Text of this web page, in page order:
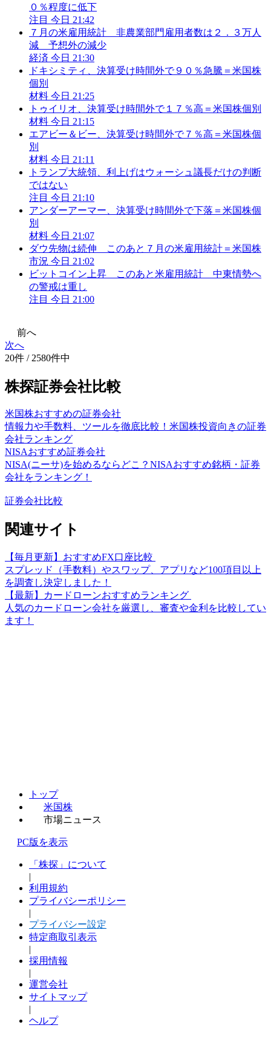
０％程度に低下
注目 今日 21:42
７月の米雇用統計 非農業部門雇用者数は２．３万人
減 予想外の減少
経済 今日 21:30
ドキシミティ、決算受け時間外で９０％急騰＝米国株
個別
材料 今日 21:25
トゥイリオ、決算受け時間外で１７％高＝米国株個別
材料 今日 21:15
エアビー＆ビー、決算受け時間外で７％高＝米国株個
別
材料 今日 21:11
トランプ大統領、利上げはウォーシュ議長だけの判断
ではない
注目 今日 21:10
アンダーアーマー、決算受け時間外で下落＝米国株個
別
材料 今日 21:07
ダウ先物は続伸 このあと７月の米雇用統計＝米国株
市況 今日 21:02
ビットコイン上昇 このあと米雇用統計 中東情勢へ
の警戒は重し
注目 今日 21:00
前へ
次へ
20件 / 2580件中
株探証券会社比較
米国株おすすめの証券会社
情報力や手数料、ツールを徹底比較！米国株投資向きの証券
会社ランキング
NISAおすすめ証券会社
NISA(ニーサ)を始めるならどこ？NISAおすすめ銘柄・証券
会社をランキング！
証券会社比較
関連サイト
【毎月更新】おすすめFX口座比較
スプレッド（手数料）やスワップ、アプリなど100項目以上
を調査し決定しました！
【最新】カードローンおすすめランキング
人気のカードローン会社を厳選し、審査や金利を比較してい
ます！
トップ
米国株
市場ニュース
PC版を表示
「株探」について
|
利用規約
プライバシーポリシー
|
プライバシー設定
特定商取引表示
|
採用情報
|
運営会社
サイトマップ
|
ヘルプ